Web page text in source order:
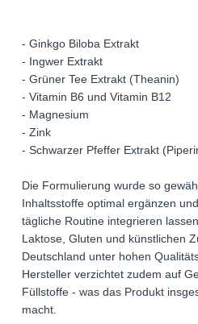
- Ginkgo Biloba Extrakt
- Ingwer Extrakt
- Grüner Tee Extrakt (Theanin)
- Vitamin B6 und Vitamin B12
- Magnesium
- Zink
- Schwarzer Pfeffer Extrakt
Die Formulierung wurde so
Inhaltsstoffe optimal ergänzen
tägliche Routine integrieren
Laktose, Gluten und künstlichen
Deutschland unter hohen
Hersteller verzichtet zudem auf
Füllstoffe - was das Produkt
macht.